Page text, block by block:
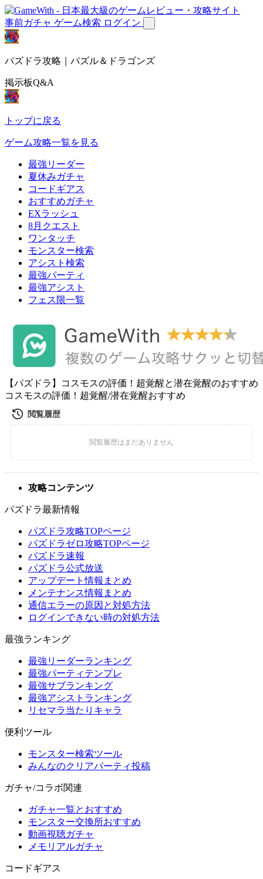
事前ガチャ ゲーム検索 ログイン
パズドラ攻略｜パズル＆ドラゴンズ
掲示板Q&A
トップに戻る
ゲーム攻略一覧を見る
最強リーダー
夏休みガチャ
コードギアス
おすすめガチャ
EXラッシュ
8月クエスト
ワンタッチ
モンスター検索
アシスト検索
最強パーティ
最強アシスト
フェス限一覧
【パズドラ】コスモスの評価！超覚醒と潜在覚醒のおすすめ
コスモスの評価！超覚醒/潜在覚醒おすすめ
攻略コンテンツ
パズドラ最新情報
パズドラ攻略TOPページ
パズドラゼロ攻略TOPページ
パズドラ速報
パズドラ公式放送
アップデート情報まとめ
メンテナンス情報まとめ
通信エラーの原因と対処方法
ログインできない時の対処方法
最強ランキング
最強リーダーランキング
最強パーティテンプレ
最強サブランキング
最強アシストランキング
リセマラ当たりキャラ
便利ツール
モンスター検索ツール
みんなのクリアパーティ投稿
ガチャ/コラボ関連
ガチャ一覧とおすすめ
モンスター交換所おすすめ
動画視聴ガチャ
メモリアルガチャ
コードギアス